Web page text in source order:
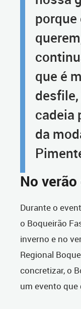
porque
que é
cadeia
da
No
Durante o
o Boqueirão
inverno e no
Regional
concretizar, o
um evento que